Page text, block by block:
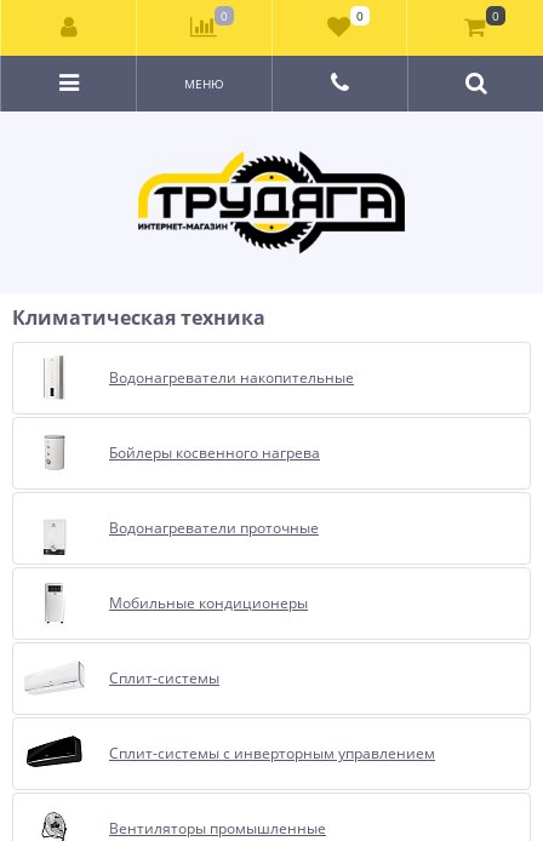
МЕНЮ
Климатическая техника
Водонагреватели накопительные
Бойлеры косвенного нагрева
Водонагреватели проточные
Мобильные кондиционеры
Сплит-системы
Сплит-системы с инверторным управлением
Вентиляторы промышленные
0 0 0